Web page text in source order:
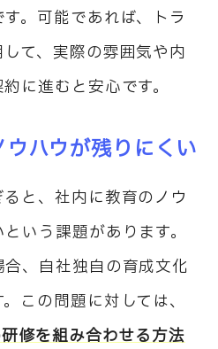
。可能であれば、トラ
て、実際の雰囲気や内
に進むと安心です。
ウハウが残りにくい
と、社内に教育のノウ
いう課題があります。
、自社独自の育成文化
この問題に対しては、
修を組み合わせる方法